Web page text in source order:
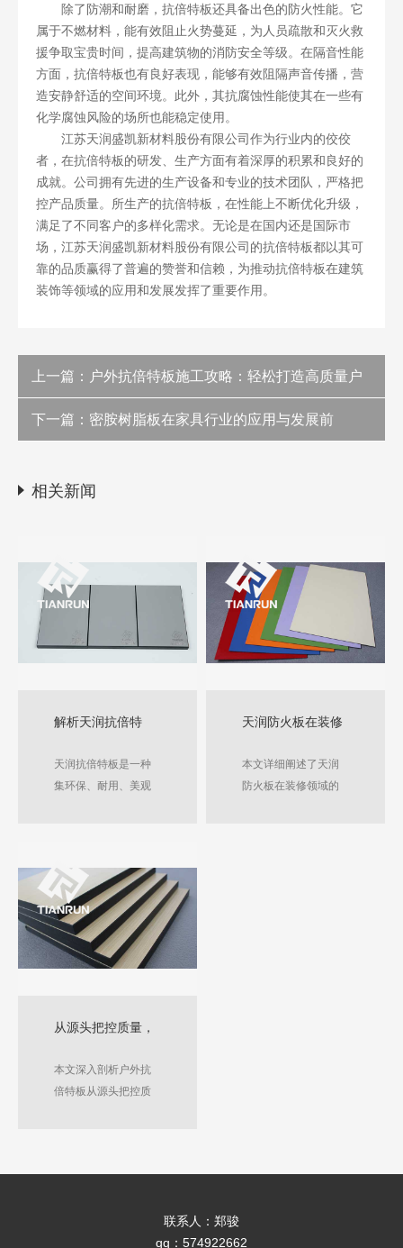
除了防潮和耐磨，抗倍特板还具备出色的防火性能。它
属于不燃材料，能有效阻止火势蔓延，为人员疏散和灭火救
援争取宝贵时间，提高建筑物的消防安全等级。在隔音性能
方面，抗倍特板也有良好表现，能够有效阻隔声音传播，营
造安静舒适的空间环境。此外，其抗腐蚀性能使其在一些有
化学腐蚀风险的场所也能稳定使用。
江苏天润盛凯新材料股份有限公司作为行业内的佼佼
者，在抗倍特板的研发、生产方面有着深厚的积累和良好的
成就。公司拥有先进的生产设备和专业的技术团队，严格把
控产品质量。所生产的抗倍特板，在性能上不断优化升级，
满足了不同客户的多样化需求。无论是在国内还是国际市
场，江苏天润盛凯新材料股份有限公司的抗倍特板都以其可
靠的品质赢得了普遍的赞誉和信赖，为推动抗倍特板在建筑
装饰等领域的应用和发展发挥了重要作用。
上一篇： 户外抗倍特板施工攻略：轻松打造高质量户
外空间
下一篇： 密胺树脂板在家具行业的应用与发展前
相关新闻
解析天润抗倍特
天润抗倍特板是一种
集环保、耐用、美观
域。本文将详细解析
天润抗倍特板的三大
重要优势。
天润防火板在装修
本文详细阐述了天润
防火板在装修领域的
从源头把控质量，
本文深入剖析户外抗
倍特板从源头把控质
解户外抗倍特板，知
联系人：郑骏
qq：574922662